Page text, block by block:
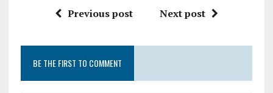
Previous post Next post
BE THE FIRST TO COMMENT